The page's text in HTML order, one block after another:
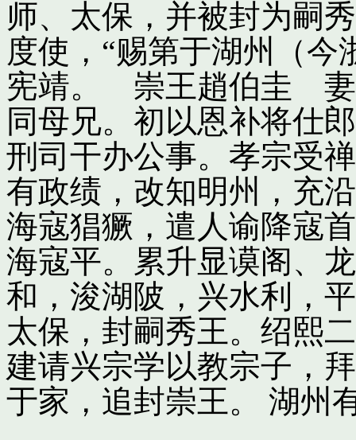
师、太保，并被封为嗣
度使，“赐第于湖州（今
宪靖。 崇王趙伯圭 妻
同母兄。初以恩补将仕
刑司干办公事。孝宗受
有政绩，改知明州，充
海寇猖獗，遣人谕降寇
海寇平。累升显谟阁、
和，浚湖陂，兴水利，
太保，封嗣秀王。绍熙
建请兴宗学以教宗子，
于家，追封崇王。 湖州